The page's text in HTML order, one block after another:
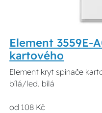
Element 3559E-
kartového
Element kryt spínače
bílá/led. bílá
od 108 Kč